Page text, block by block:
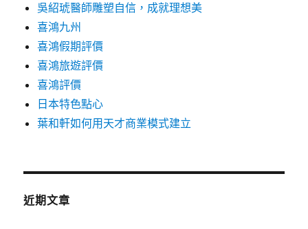
吳紹琥醫師雕塑自信，成就理想美
喜鴻九州
喜鴻假期評價
喜鴻旅遊評價
喜鴻評價
日本特色點心
葉和軒如何用天才商業模式建立
近期文章